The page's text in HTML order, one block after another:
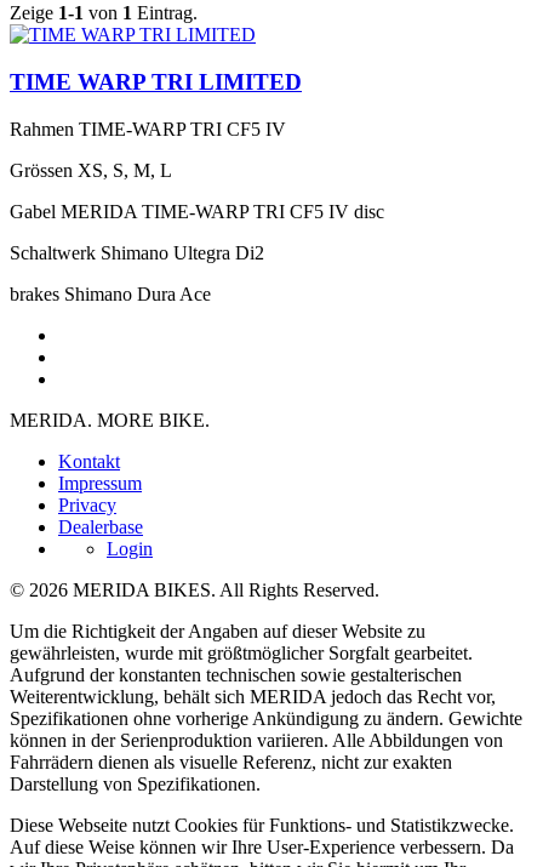
Zeige 1-1 von 1 Eintrag.
TIME WARP TRI LIMITED
Rahmen TIME-WARP TRI CF5 IV
Grössen XS, S, M, L
Gabel MERIDA TIME-WARP TRI CF5 IV disc
Schaltwerk Shimano Ultegra Di2
brakes Shimano Dura Ace
MERIDA. MORE BIKE.
Kontakt
Impressum
Privacy
Dealerbase
Login
© 2026 MERIDA BIKES. All Rights Reserved.
Um die Richtigkeit der Angaben auf dieser Website zu
gewährleisten, wurde mit größtmöglicher Sorgfalt gearbeitet.
Aufgrund der konstanten technischen sowie gestalterischen
Weiterentwicklung, behält sich MERIDA jedoch das Recht vor,
Spezifikationen ohne vorherige Ankündigung zu ändern. Gewichte
können in der Serienproduktion variieren. Alle Abbildungen von
Fahrrädern dienen als visuelle Referenz, nicht zur exakten
Darstellung von Spezifikationen.
Diese Webseite nutzt Cookies für Funktions- und Statistikzwecke.
Auf diese Weise können wir Ihre User-Experience verbessern. Da